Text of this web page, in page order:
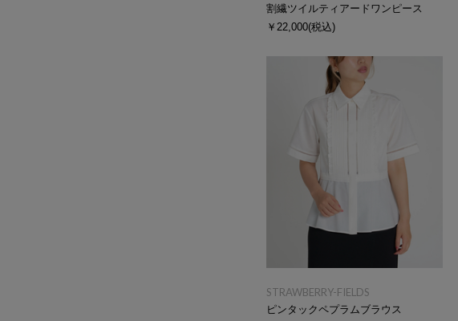
割繊ツイルティアードワンピース
￥22,000(税込)
STRAWBERRY-FIELDS
ピンタックペプラムブラウス